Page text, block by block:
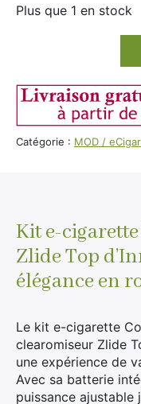
Plus que 1 en stock
Kit
eCigarette
CoolFire
Z60
-
Couleur
Rose
Catégorie : MOD /
Kit e-
Zlide Top
élégance en
Le kit e-cigarette
clearomiseur Zlide
une expérience de
Avec sa batterie
puissance ajustable